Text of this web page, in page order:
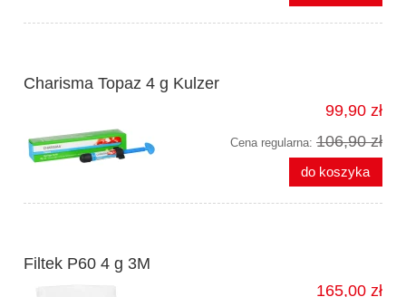
Charisma Topaz 4 g Kulzer
99,90 zł
Cena regularna: 106,90 zł
do koszyka
Filtek P60 4 g 3M
165,00 zł